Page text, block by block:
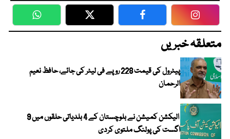
WhatsApp Twitter Facebook
متعلقہ خبریں
پیٹرول کی قیمت 228 روپے فی لیٹر کی جائے، حافظ نعیم
الرحمان
الیکشن کمیشن نے بلوچستان کے 4 بلدیاتی حلقوں میں 9
اگست کی پولنگ ملتوی کردی